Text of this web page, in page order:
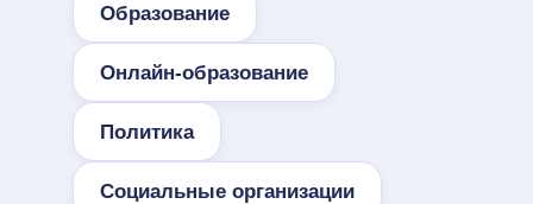
Образование
Онлайн-образование
Политика
Социальные организации